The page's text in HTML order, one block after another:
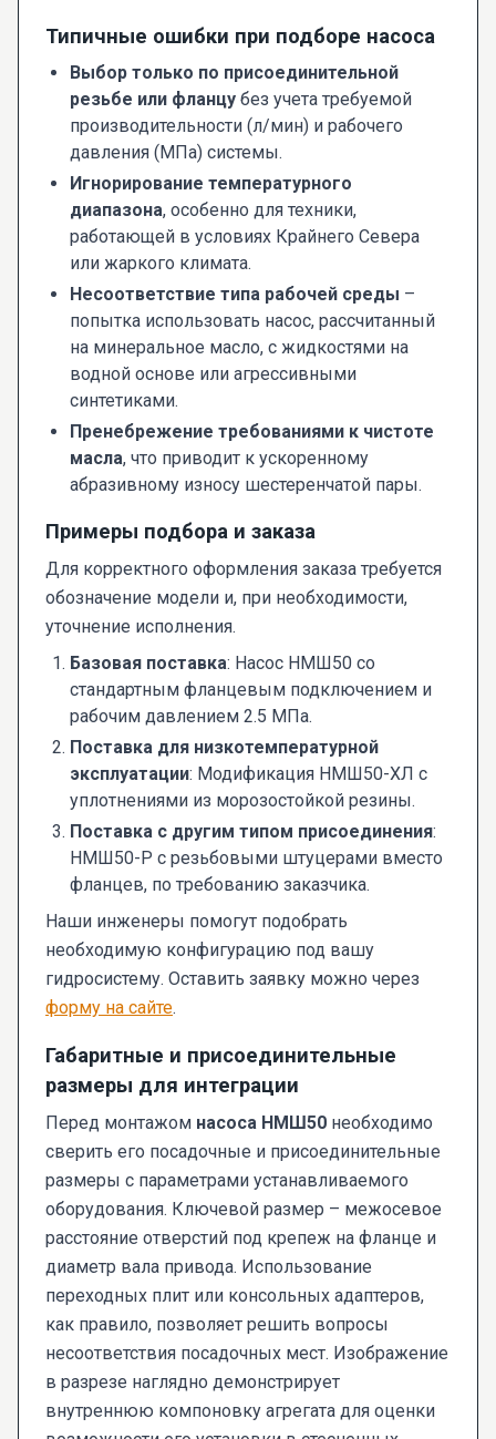
Типичные ошибки при подборе насоса
Выбор только по присоединительной
резьбе или фланцу без учета требуемой
производительности (л/мин) и рабочего
давления (МПа) системы.
Игнорирование температурного
диапазона, особенно для техники,
работающей в условиях Крайнего Севера
или жаркого климата.
Несоответствие типа рабочей среды –
попытка использовать насос, рассчитанный
на минеральное масло, с жидкостями на
водной основе или агрессивными
синтетиками.
Пренебрежение требованиями к чистоте
масла, что приводит к ускоренному
абразивному износу шестеренчатой пары.
Примеры подбора и заказа
Для корректного оформления заказа требуется
обозначение модели и, при необходимости,
уточнение исполнения.
Базовая поставка: Насос НМШ50 со
стандартным фланцевым подключением и
рабочим давлением 2.5 МПа.
Поставка для низкотемпературной
эксплуатации: Модификация НМШ50-ХЛ с
уплотнениями из морозостойкой резины.
Поставка с другим типом присоединения:
НМШ50-Р с резьбовыми штуцерами вместо
фланцев, по требованию заказчика.
Наши инженеры помогут подобрать
необходимую конфигурацию под вашу
гидросистему. Оставить заявку можно через
форму на сайте.
Габаритные и присоединительные
размеры для интеграции
Перед монтажом насоса НМШ50 необходимо
сверить его посадочные и присоединительные
размеры с параметрами устанавливаемого
оборудования. Ключевой размер – межосевое
расстояние отверстий под крепеж на фланце и
диаметр вала привода. Использование
переходных плит или консольных адаптеров,
как правило, позволяет решить вопросы
несоответствия посадочных мест. Изображение
в разрезе наглядно демонстрирует
внутреннюю компоновку агрегата для оценки